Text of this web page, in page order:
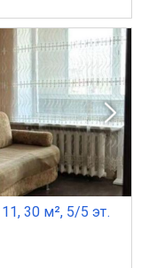
30 м², 5/5 эт.